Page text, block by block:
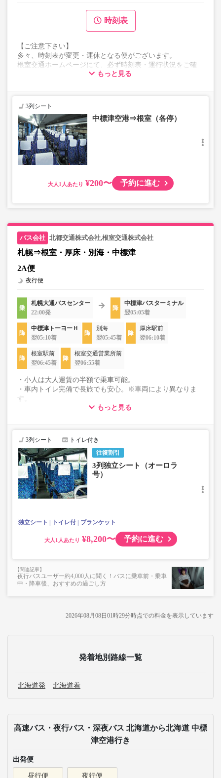
時刻表
【ご注意下さい】
多々、時刻表が変更・運休となる便がございます。
根室交通ホームページにて、必ず時刻表・運行状況をご確
もっと見る
3列シート
中標津空港⇒根室（各停）
大人 ¥200〜 予約に進む
北都交通株式会社,根室交通株式会社
札幌⇒根室・厚床・別海・中標津
2A便
夜行便
札幌大通バスセンター
22:00発
中標津バスターミナル
翌05:05着
中標津トーヨーＨ
翌05:10着
別海
翌05:45着
厚床駅前
翌06:10着
根室駅前
翌06:45着
根室交通営業所前
翌06:55着
・小人は大人運賃の半額で乗車可能。
・車内トイレ完備で長旅でも安心。※車両により異なりま
す。
・3列シートでゆったり快適なバス旅を。
もっと見る
往復割引
3列シート トイレ付き
3列独立シート（オーロラ
号）
独立シート トイレ付 ブランケット
大人 ¥8,200〜 予約に進む
夜行バスユーザー約4,000人に聞く！バスに乗車前・乗車
中・降車後、おすすめの過ごし方
2026年08月08日01時29分時点での料金を表示しています
発着地別路線一覧
北海道発 北海道着
高速バス・夜行バス・深夜バス 北海道から北海道 中標
津空港行き
出発便
昼行便 夜行便